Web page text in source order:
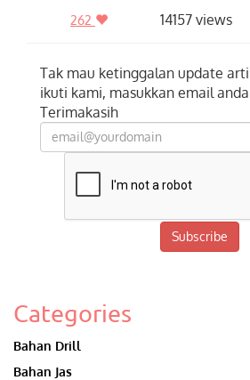
262 14157 views
Tak mau ketinggalan update
ikuti kami, masukkan email
Terimakasih
Subscribe
Categories
Bahan Drill
Bahan Jas